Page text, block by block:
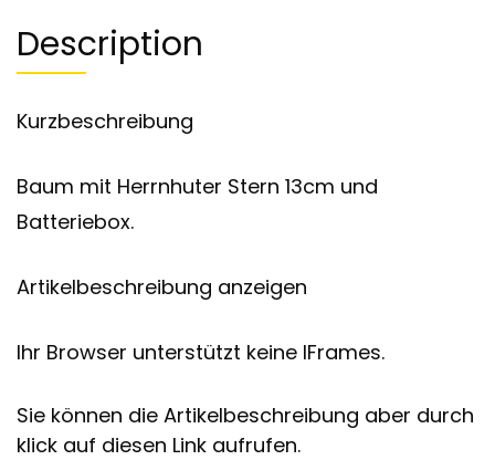
Description
Kurzbeschreibung
Baum mit Herrnhuter Stern 13cm und
Batteriebox.
Artikelbeschreibung anzeigen
Ihr Browser unterstützt keine IFrames.
Sie können die Artikelbeschreibung aber durch
klick auf diesen Link aufrufen.